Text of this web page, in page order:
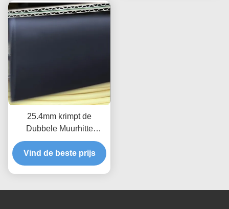
25.4mm krimpt de
Dubbele Muurhitte
Buiskleefstof, krimpt de
Zwarte Flexibele
Polyolefin Hitte
Vind de beste prijs